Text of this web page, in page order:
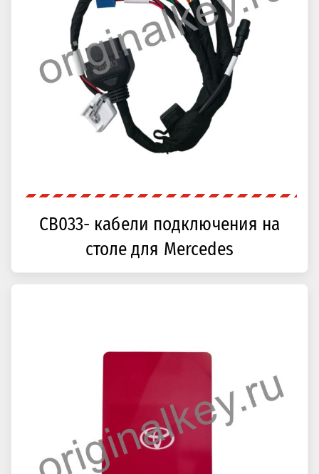
CB033- кабели подключения на
столе для Mercedes